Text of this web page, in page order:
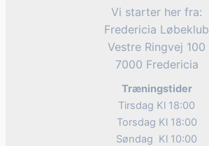
Vi starter her fra:
Fredericia Løbeklub
Vestre Ringvej 100
7000 Fredericia
Træningstider
Tirsdag Kl 18:00
Torsdag Kl 18:00
Søndag Kl 10:00